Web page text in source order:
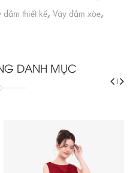
đầm thiết kế, Váy đầm xòe,
DANH MỤC